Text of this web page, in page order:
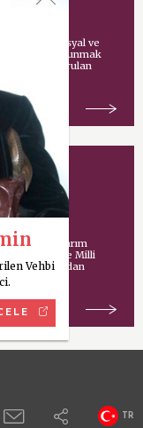
sosyal ve
bulunmak
kurulan
Okulu
mimari tasarım
Design ve Milli
tarafından
Vehbi
TR